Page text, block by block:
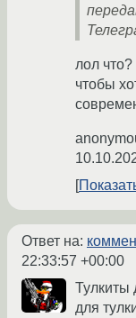
лол что?
чтобы
Ответ на:
22:33:57 +00:00
Тулкиты
для